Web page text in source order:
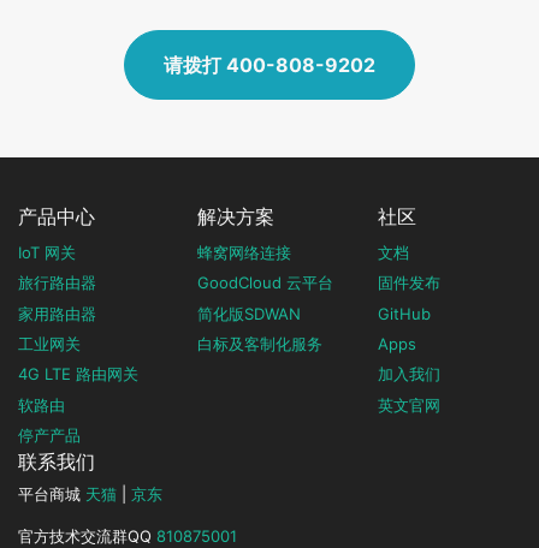
请拨打 400-808-9202
产品中心
IoT 网关
旅行路由器
家用路由器
工业网关
4G LTE 路由网关
软路由
停产产品
解决方案
蜂窝网络连接
GoodCloud 云平台
简化版SDWAN
白标及客制化服务
社区
文档
固件发布
GitHub
Apps
加入我们
英文官网
联系我们
平台商城 天猫 京东
官方技术交流群QQ 810875001